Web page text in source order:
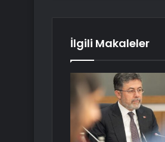
İlgili Makaleler